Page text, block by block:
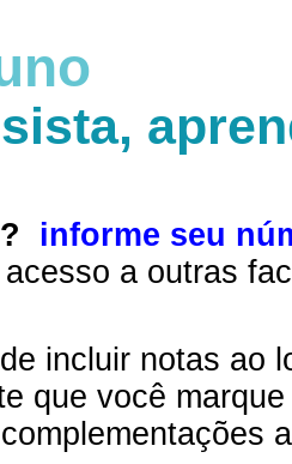
informe seu
a outras
incluir notas ao
que você